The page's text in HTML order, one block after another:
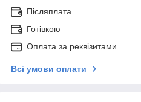
Післяплата
Готівкою
Оплата за реквізитами
Всі умови оплати